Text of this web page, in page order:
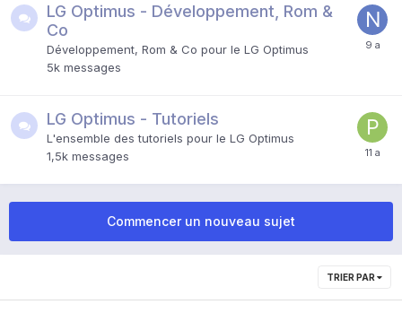
LG Optimus - Développement, Rom &
Co
Développement, Rom & Co pour le LG Optimus
5k messages
LG Optimus - Tutoriels
L'ensemble des tutoriels pour le LG Optimus
1,5k messages
Commencer un nouveau sujet
TRIER PAR